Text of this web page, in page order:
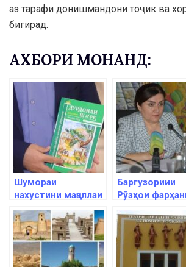
аз тарафи донишмандони тоҷик ва
бигирад.
АХБОРИ МОНАНД:
Шумораи
нахустини маҷаллаи
адабӣ, илмӣ ва
фарҳангии
«Дурдонаи Шарқ»
дар Самарқанд бо
забони тоҷикӣ нашр
Баргузориии
Рӯзҳои
Покистон ва